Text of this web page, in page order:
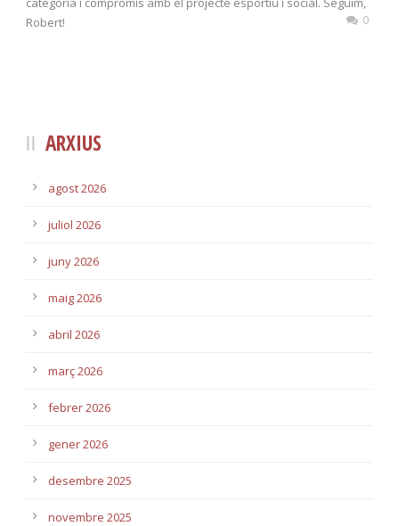
Robert!
0
ARXIUS
agost 2026
juliol 2026
juny 2026
maig 2026
abril 2026
març 2026
febrer 2026
gener 2026
desembre 2025
novembre 2025